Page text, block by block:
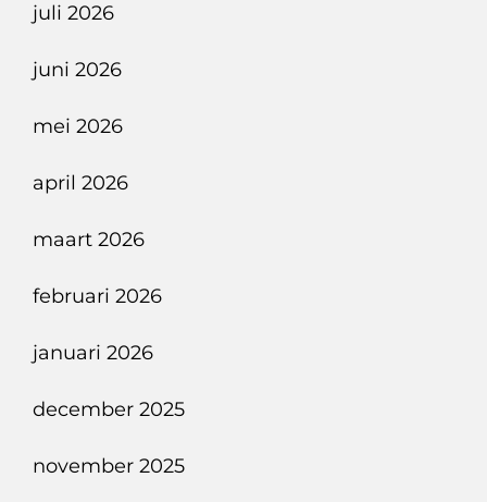
juli 2026
juni 2026
mei 2026
april 2026
maart 2026
februari 2026
januari 2026
december 2025
november 2025